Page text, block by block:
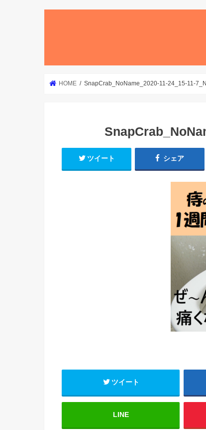
HOME SnapCrab_NoName_2020-11-24_15-11-
ツイート シェア
ツイート
LINE